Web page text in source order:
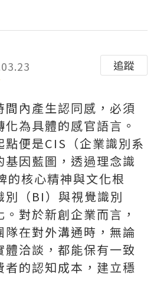
追蹤
間內產生認同感，必須
為具體的感官語言。
點便是CIS（企業識別系
因藍圖，透過理念識
的核心精神與文化根
別（BI）與視覺識別
。對於新創企業而言，
隊在對外溝通時，無論
體洽談，都能保有一致
的認知成本，建立穩